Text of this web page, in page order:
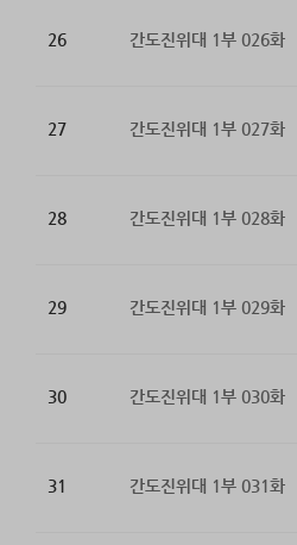
26 간도진위대 1부 026화
27 간도진위대 1부 027화
28 간도진위대 1부 028화
29 간도진위대 1부 029화
30 간도진위대 1부 030화
31 간도진위대 1부 031화